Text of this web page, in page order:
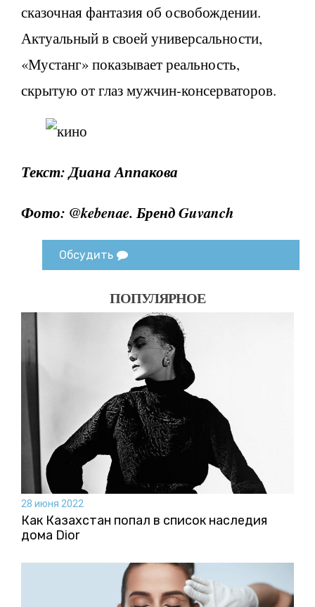
сказочная фантазия об освобождении.
Актуальный в своей универсальности,
«Мустанг» показывает реальность,
скрытую от глаз мужчин-консерваторов.
Текст: Диана Аппакова
Фото: @kebenae. Бренд Guvanch
Обсудить
ПОПУЛЯРНОЕ
28 июня 2022
Как Казахстан попал в список наследия
дома Dior